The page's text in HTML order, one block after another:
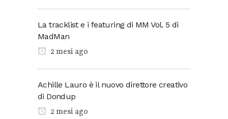
La tracklist e i featuring di MM Vol. 5 di
MadMan
2 mesi ago
Achille Lauro è il nuovo direttore creativo
di Dondup
2 mesi ago